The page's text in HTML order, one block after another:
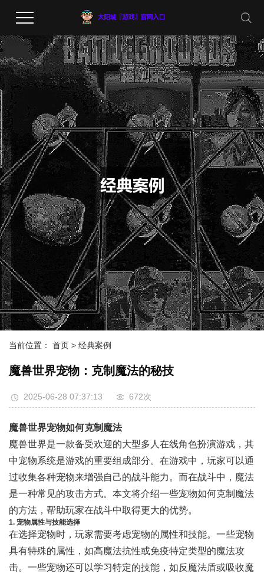
当前位置： 首页 > 经典案例
魔兽世界宠物：克制魔法的秘技
2025-06-28 07:37:13 672次
魔兽世界宠物如何克制魔法
魔兽世界是一款备受欢迎的大型多人在线角色扮演游戏，其
中宠物系统是游戏的重要组成部分。在游戏中，玩家可以通
过收集各种宠物来增强自己的战斗能力。而在战斗中，魔法
是一种常见的攻击方式。本文将介绍一些宠物如何克制魔法
的方法，帮助玩家在战斗中取得更大的优势。
1. 宠物属性与技能选择
在选择宠物时，玩家需要考虑宠物的属性和技能。一些宠物
具有特殊的属性，如高魔法抗性或免疫特定类型的魔法攻
击。一些宠物还可以学习特定的技能，如反魔法盾或吸收魔